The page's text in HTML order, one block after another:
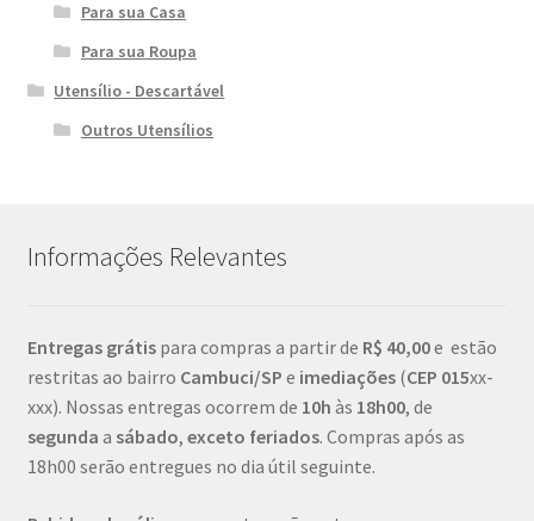
Para sua Casa
Para sua Roupa
Utensílio - Descartável
Outros Utensílios
Informações Relevantes
Entregas grátis para compras a partir de R$ 40,00e estão
restritas ao bairro Cambuci/SP e imediações(CEP 015xx-
xxx). Nossas entregas ocorrem de 10h às 18h00, de
segunda a sábado, exceto feriados. Compras após as
18h00 serão entregues no dia útil seguinte.